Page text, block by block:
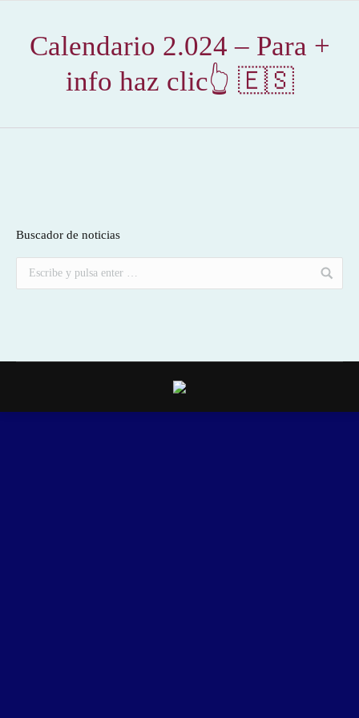
Calendario 2.024 – Para +
info haz clic👆 🇪🇸
Buscador de noticias